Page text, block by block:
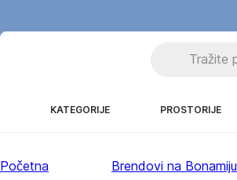
KATEGORIJE PROSTORIJE
Početna Brendovi na Bonamiju